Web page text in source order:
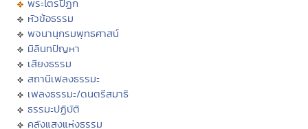
หัวข้อธรรม
พจนานุกรมพุทธศาสน์
มิลินทปัญหา
เสียงธรรม
สถานีเพลงธรรมะ
เพลงธรรมะ/ดนตรีสมาธิ
ธรรมะปฏิบัติ
คลังแสงแห่งธรรม